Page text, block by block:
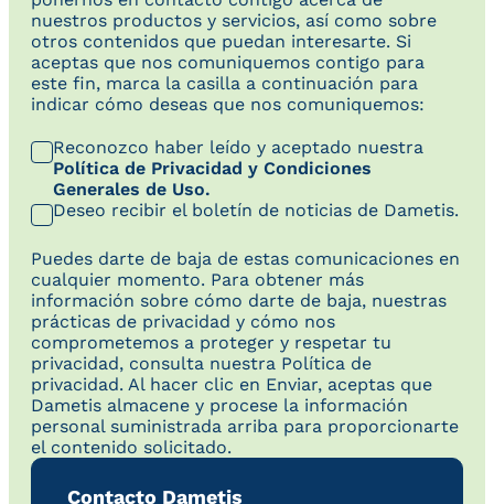
nuestros productos y servicios, así como sobre
otros contenidos que puedan interesarte. Si
aceptas que nos comuniquemos contigo para
este fin, marca la casilla a continuación para
indicar cómo deseas que nos comuniquemos:
Reconozco haber leído y aceptado nuestra
Política de Privacidad y Condiciones
Generales de Uso.
Deseo recibir el boletín de noticias de Dametis.
Puedes darte de baja de estas comunicaciones en
cualquier momento. Para obtener más
información sobre cómo darte de baja, nuestras
prácticas de privacidad y cómo nos
comprometemos a proteger y respetar tu
privacidad, consulta nuestra Política de
privacidad. Al hacer clic en Enviar, aceptas que
Dametis almacene y procese la información
personal suministrada arriba para proporcionarte
el contenido solicitado.